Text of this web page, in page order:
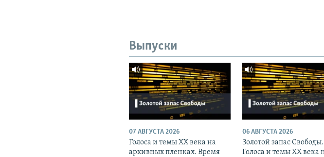
Выпуски
07 АВГУСТА 2026
Голоса и темы XX века на
архивных пленках. Время
06 АВГУСТА 2026
Золотой запас Свободы.
Голоса и темы XX века